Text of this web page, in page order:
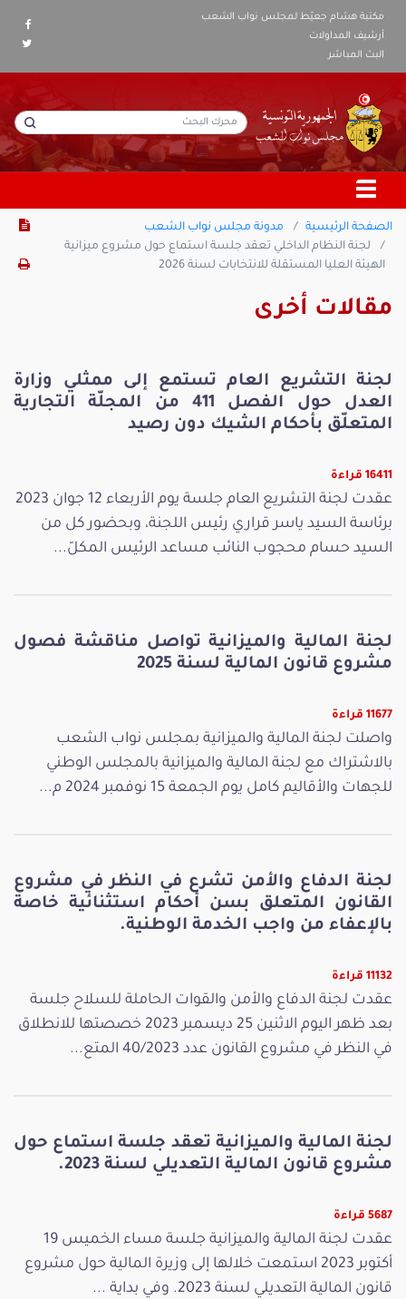
مكتبة هشام جعيّط لمجلس نواب الشعب
أرشيف المداولات
البث المباشر
الصفحة الرئيسية
مدونة مجلس نواب الشعب
لجنة النظام الداخلي تعقد جلسة استماع حول مشروع ميزانية
الهيئة العليا المستقلة للانتخابات لسنة 2026
مقالات أخرى
لجنة التشريع العام تستمع إلى ممثلي وزارة
العدل حول الفصل 411 من المجلّة التجارية
المتعلّق بأحكام الشيك دون رصيد
16411 قراءة
عقدت لجنة التشريع العام جلسة يوم الأربعاء 12 جوان 2023
برئاسة السيد ياسر قراري رئيس اللجنة، وبحضور كل من
السيد حسام محجوب النائب مساعد الرئيس المكلّ...
لجنة المالية والميزانية تواصل مناقشة فصول
مشروع قانون المالية لسنة 2025
11677 قراءة
واصلت لجنة المالية والميزانية بمجلس نواب الشعب
بالاشتراك مع لجنة المالية والميزانية بالمجلس الوطني
للجهات والأقاليم كامل يوم الجمعة 15 نوفمبر 2024 م...
لجنة الدفاع والأمن تشرع في النظر في مشروع
القانون المتعلق بسن أحكام استثنائية خاصة
بالإعفاء من واجب الخدمة الوطنية.
11132 قراءة
عقدت لجنة الدفاع والأمن والقوات الحاملة للسلاح جلسة
بعد ظهر اليوم الاثنين 25 ديسمبر 2023 خصصتها للانطلاق
في النظر في مشروع القانون عدد 40/2023 المتع...
لجنة المالية والميزانية تعقد جلسة استماع حول
مشروع قانون المالية التعديلي لسنة 2023.
5687 قراءة
عقدت لجنة المالية والميزانية جلسة مساء الخميس 19
أكتوبر 2023 استمعت خلالها إلى وزيرة المالية حول مشروع
قانون المالية التعديلي لسنة 2023. وفي بداية ...